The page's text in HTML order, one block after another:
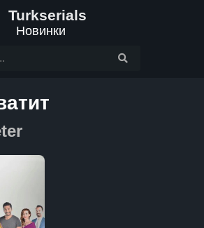
Turkserials
Новинки